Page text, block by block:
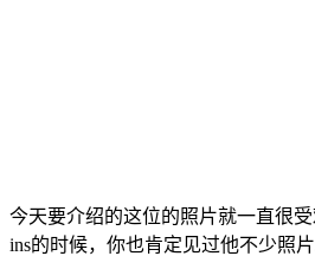
今天要介绍的这位的照片就一直很
ins的时候，你也肯定见过他不少照片